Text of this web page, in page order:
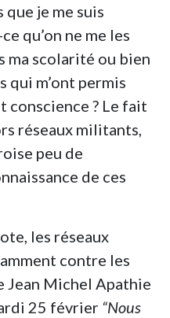
je me suis
qu’on ne me les
ma scolarité ou bien
qui m’ont permis
conscience ? Le fait
réseaux militants,
peu de
de ces
les réseaux
contre les
Jean Michel Apathie
25 février “Nous